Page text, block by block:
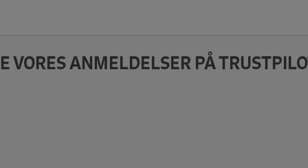
VORES ANMELDELSER PÅ